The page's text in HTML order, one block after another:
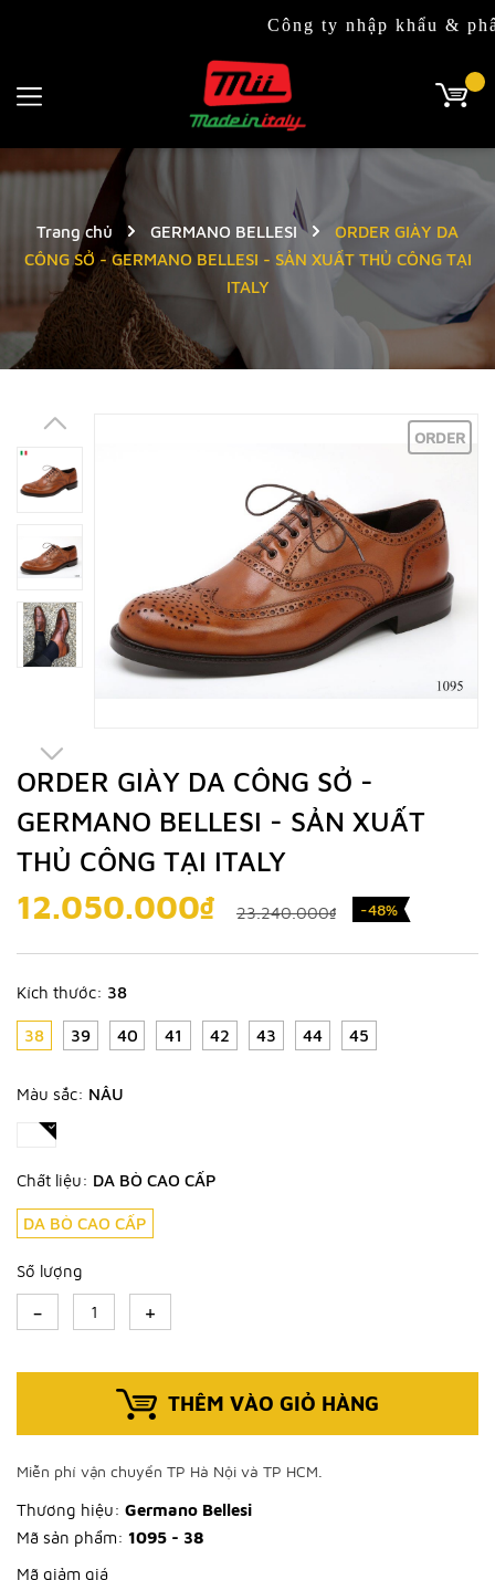
Công ty nhập khẩu & phân
Trang chủ GERMANO BELLESI
ORDER GIÀY DA
CÔNG SỞ - GERMANO BELLESI - SẢN XUẤT THỦ CÔNG TẠI
ITALY
ORDER
ORDER GIÀY DA CÔNG SỞ -
GERMANO BELLESI - SẢN XUẤT
THỦ CÔNG TẠI ITALY
12.050.000₫ 23.240.000₫ -48%
Kích thước: 38
38 39 40 41 42 43 44 45
Màu sắc: NÂU
Chất liệu: DA BÒ CAO CẤP
DA BÒ CAO CẤP
Số lượng
- +
THÊM VÀO GIỎ HÀNG
Miễn phí vận chuyển TP Hà Nội và TP HCM.
Thương hiệu: Germano Bellesi
Mã sản phẩm: 1095 - 38
Mã giảm giá